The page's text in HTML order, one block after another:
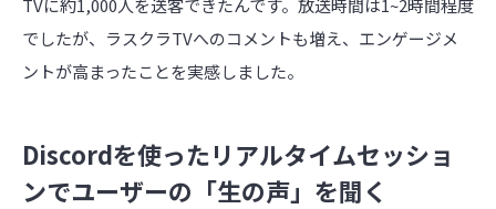
TVに約1,000人を送客できたんです。放送時間は1~2時間程度
でしたが、ラスクラTVへのコメントも増え、エンゲージメ
ントが高まったことを実感しました。
Discordを使ったリアルタイムセッショ
ンでユーザーの「生の声」を聞く